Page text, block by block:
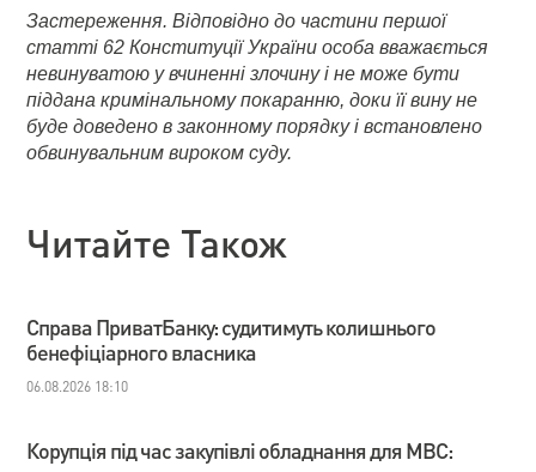
Застереження. Відповідно до частини першої
статті 62 Конституції України особа вважається
невинуватою у вчиненні злочину і не може бути
піддана кримінальному покаранню, доки її вину не
буде доведено в законному порядку і встановлено
обвинувальним вироком суду.
Читайте Також
Справа ПриватБанку: судитимуть колишнього
бенефіціарного власника
06.08.2026 18:10
Корупція під час закупівлі обладнання для МВС: